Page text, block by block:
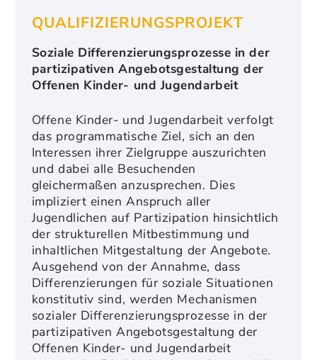
QUALIFIZIERUNGSPROJEKT
Soziale Differenzierungsprozesse in der
partizipativen Angebotsgestaltung der
Offenen Kinder- und Jugendarbeit
Offene Kinder- und Jugendarbeit verfolgt
das programmatische Ziel, sich an den
Interessen ihrer Zielgruppe auszurichten
und dabei alle Besuchenden
gleichermaßen anzusprechen. Dies
impliziert einen Anspruch aller
Jugendlichen auf Partizipation hinsichtlich
der strukturellen Mitbestimmung und
inhaltlichen Mitgestaltung der Angebote.
Ausgehend von der Annahme, dass
Differenzierungen für soziale Situationen
konstitutiv sind, werden Mechanismen
sozialer Differenzierungsprozesse in der
partizipativen Angebotsgestaltung der
Offenen Kinder- und Jugendarbeit